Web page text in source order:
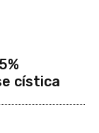
cística